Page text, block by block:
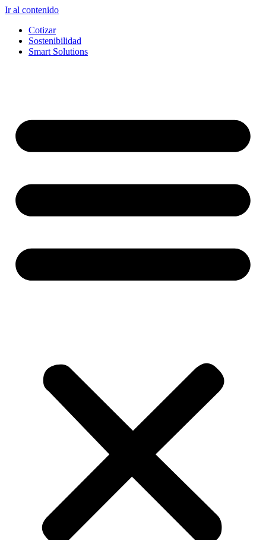
Ir al contenido
Cotizar
Sostenibilidad
Smart Solutions